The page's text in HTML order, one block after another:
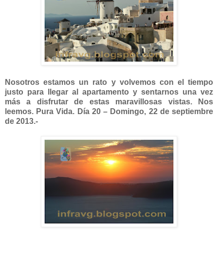
Nosotros estamos un rato y volvemos con el tiempo
justo para llegar al apartamento y sentarnos una vez
más a disfrutar de estas maravillosas vistas. Nos
leemos. Pura Vida. Día 20 – Domingo, 22 de septiembre
de 2013.-